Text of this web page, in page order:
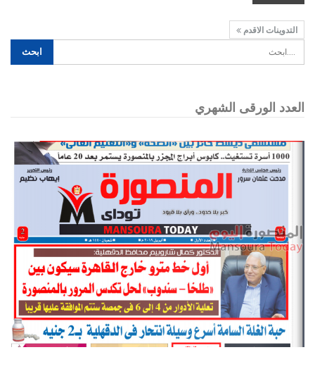
التدوينات الاقدم
العدد الورقى الشهري